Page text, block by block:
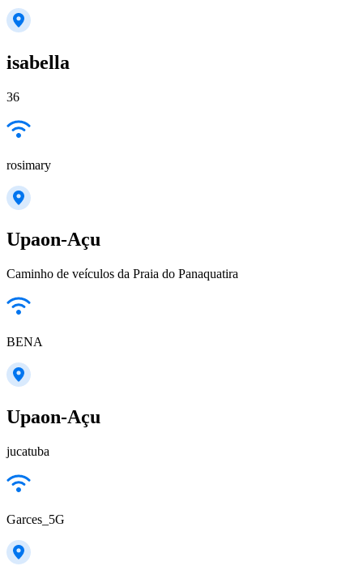
isabella
36
rosimary
Upaon-Açu
Caminho de veículos da Praia do Panaquatira
BENA
Upaon-Açu
jucatuba
Garces_5G